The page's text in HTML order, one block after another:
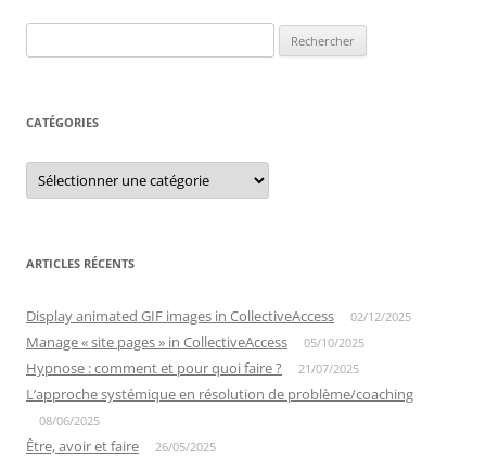
CATÉGORIES
Catégories
ARTICLES RÉCENTS
Display animated GIF images in CollectiveAccess 02/12/2025
Manage « site pages » in CollectiveAccess 05/10/2025
Hypnose : comment et pour quoi faire ? 21/07/2025
L’approche systémique en résolution de problème/coaching
08/06/2025
Être, avoir et faire 26/05/2025